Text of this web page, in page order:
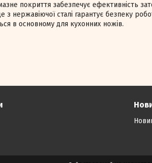
покриття забезпечує ефективність
з нержавіючої сталі гарантує безпеку
в основному для кухонних ножів.